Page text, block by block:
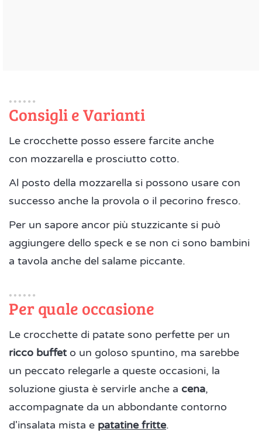
Consigli e Varianti
Le crocchette posso essere farcite anche
con mozzarella e prosciutto cotto.
Al posto della mozzarella si possono usare con
successo anche la provola o il pecorino fresco.
Per un sapore ancor più stuzzicante si può
aggiungere dello speck e se non ci sono bambini
a tavola anche del salame piccante.
Per quale occasione
Le crocchette di patate sono perfette per un
ricco buffeto un goloso spuntino, ma sarebbe
un peccato relegarle a queste occasioni, la
soluzione giusta è servirle anche a cena,
accompagnate da un abbondante contorno
d'insalata mista e patatine fritte.